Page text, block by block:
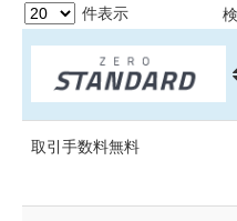
件表示
取引手数料無料